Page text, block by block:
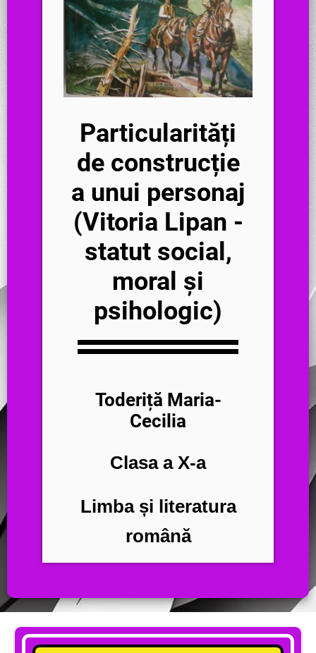
Particularități
de construcție
a unui personaj
(Vitoria Lipan -
statut social,
moral și
psihologic)
Toderiță Maria-
Cecilia
Clasa a X-a
Limba și literatura
română